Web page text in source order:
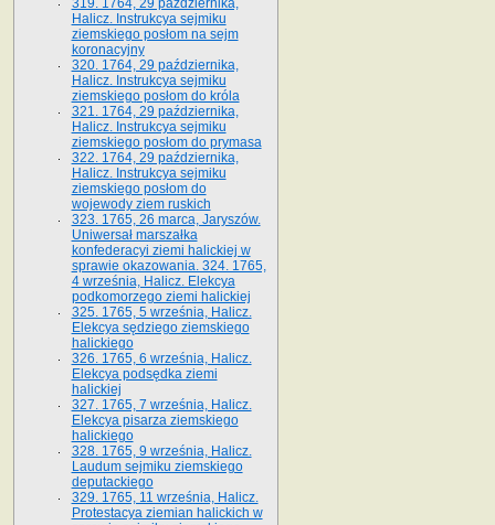
319. 1764, 29 października,
Halicz. Instrukcya sejmiku
ziemskiego posłom na sejm
koronacyjny
320. 1764, 29 października,
Halicz. Instrukcya sejmiku
ziemskiego posłom do króla
321. 1764, 29 października,
Halicz. Instrukcya sejmiku
ziemskiego posłom do prymasa
322. 1764, 29 października,
Halicz. Instrukcya sejmiku
ziemskiego posłom do
wojewody ziem ruskich
323. 1765, 26 marca, Jaryszów.
Uniwersał marszałka
konfederacyi ziemi halickiej w
sprawie okazowania. 324. 1765,
4 września, Halicz. Elekcya
podkomorzego ziemi halickiej
325. 1765, 5 września, Halicz.
Elekcya sędziego ziemskiego
halickiego
326. 1765, 6 września, Halicz.
Elekcya podsędka ziemi
halickiej
327. 1765, 7 września, Halicz.
Elekcya pisarza ziemskiego
halickiego
328. 1765, 9 września, Halicz.
Laudum sejmiku ziemskiego
deputackiego
329. 1765, 11 września, Halicz.
Protestacya ziemian halickich w